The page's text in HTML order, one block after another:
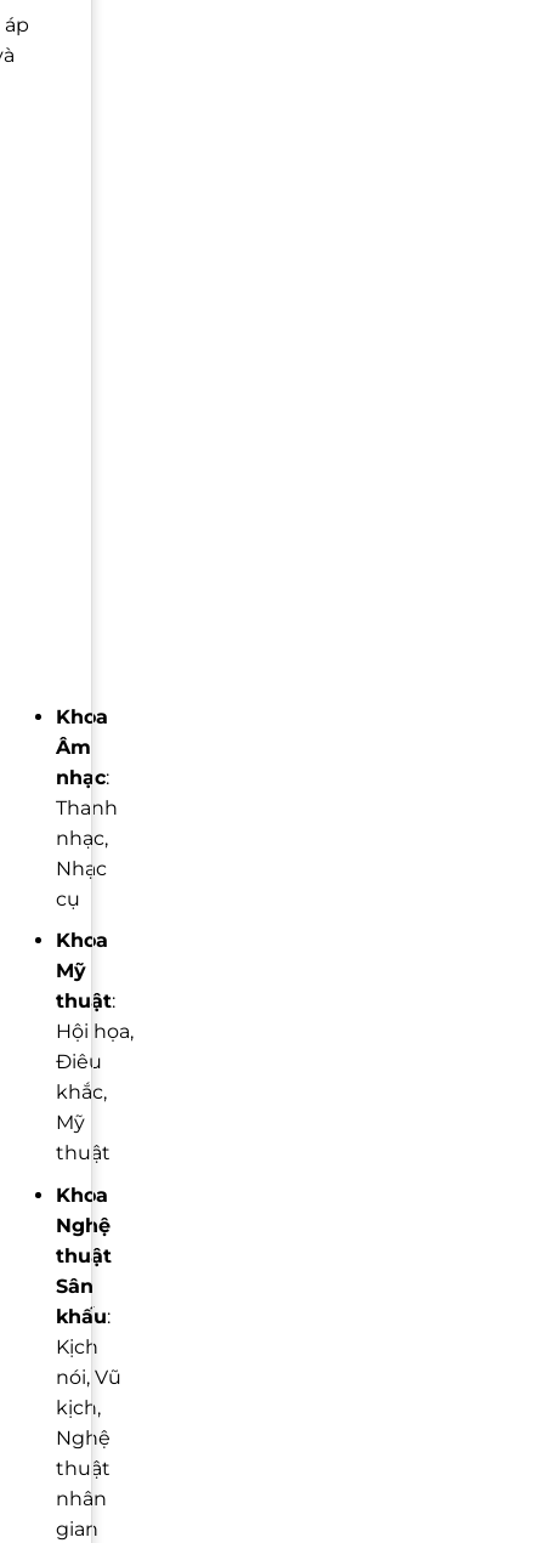
áp
Khoa
Âm
nhạc:
Thanh
nhạc,
Nhạc
cụ
Khoa
Mỹ
thuật:
Hội họa,
Điêu
khắc,
Mỹ
thuật
Khoa
Nghệ
thuật
Sân
khấu:
Kịch
nói, Vũ
kịch,
Nghệ
thuật
nhân
gian